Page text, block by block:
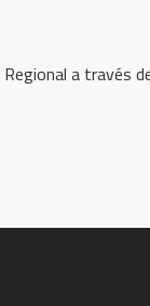
a través